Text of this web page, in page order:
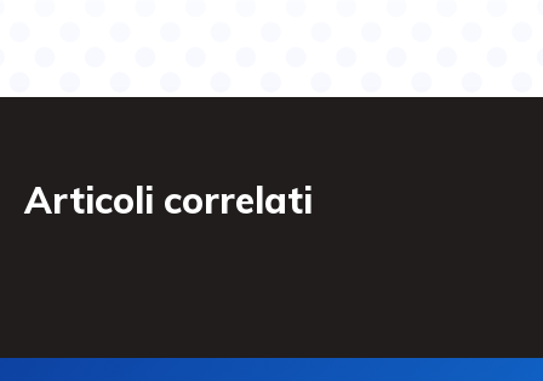
Articoli correlati